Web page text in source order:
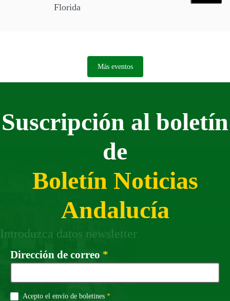
Florida
Más eventos
Suscripción al boletín
de
Boletín Noticias
Andalucía
Introduzca datos newsletter
Dirección de correo *
Acepto el envío de boletines *Campo obligatorio